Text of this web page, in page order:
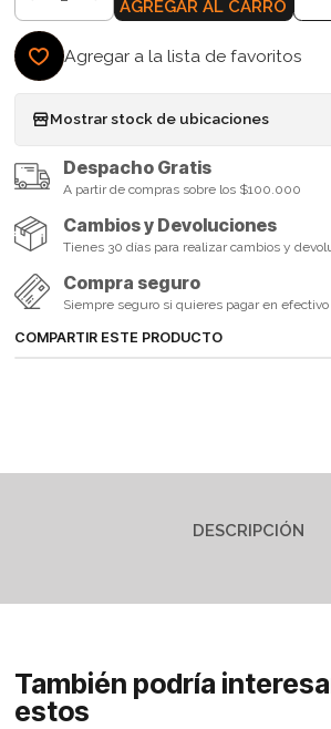
Cantidad AGREGAR AL CARRO
Agregar a la lista de favoritos
Mostrar stock de ubicaciones
Despacho Gratis
A partir de compras sobre los $100.000
Cambios y Devoluciones
Tienes 30 días para realizar cambios y
Compra seguro
Siempre seguro si quieres pagar en
COMPARTIR ESTE PRODUCTO
DESCRIPCIÓN
También podría
estos